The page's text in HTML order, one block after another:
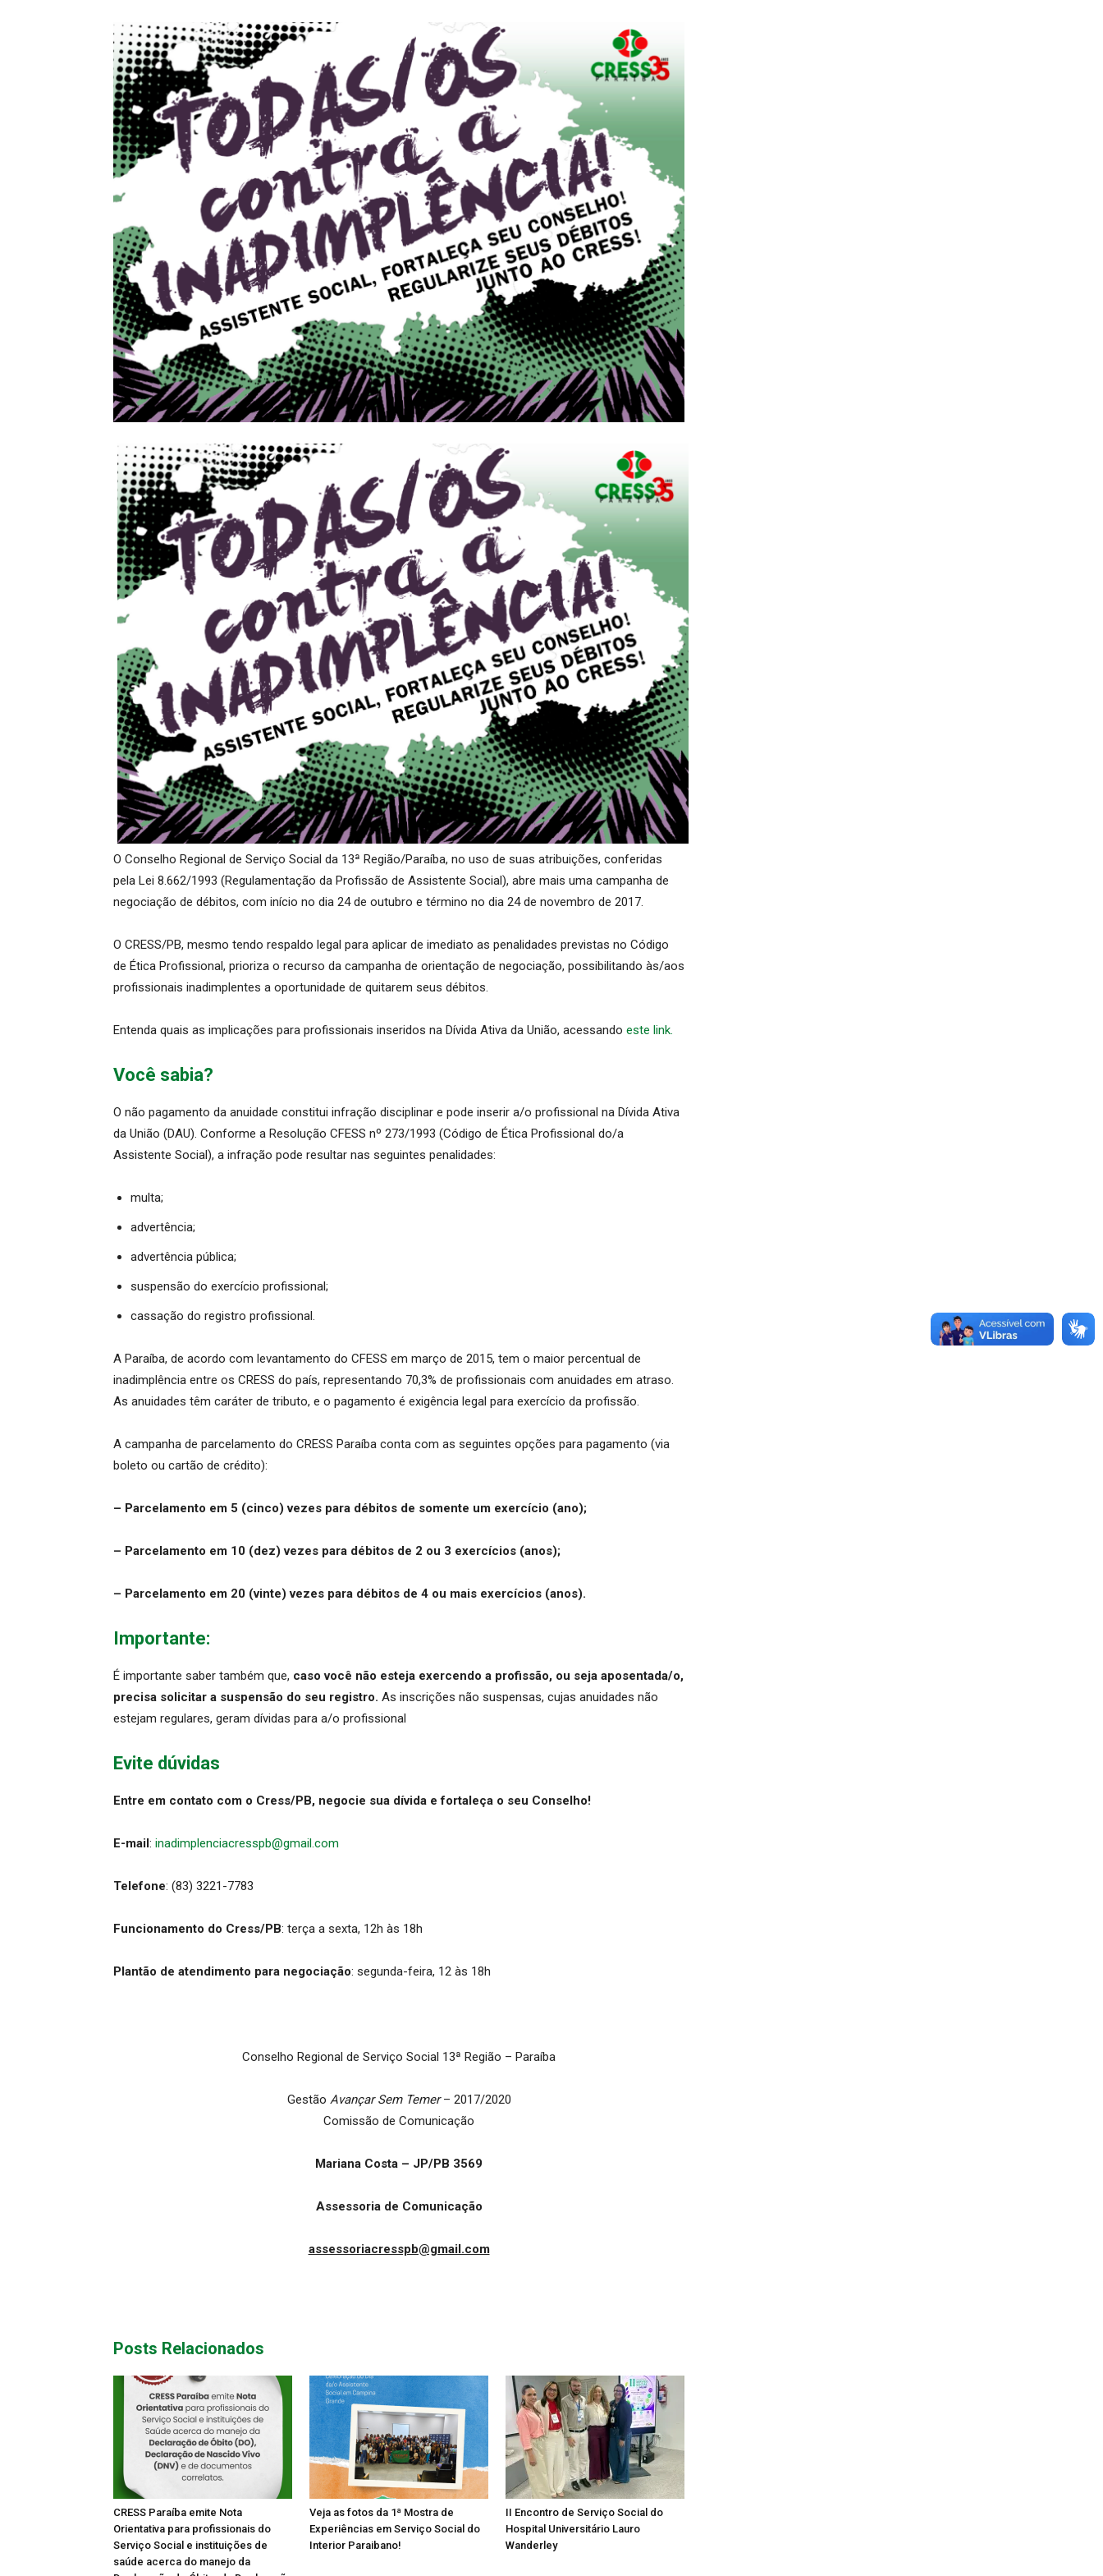
O Conselho Regional de Serviço Social da 13ª Região/Paraíba, no uso de suas atribuições, conferidas
pela Lei 8.662/1993 (Regulamentação da Profissão de Assistente Social), abre mais uma campanha de
negociação de débitos, com início no dia 24 de outubro e término no dia 24 de novembro de 2017.
O CRESS/PB, mesmo tendo respaldo legal para aplicar de imediato as penalidades previstas no Código
de Ética Profissional, prioriza o recurso da campanha de orientação de negociação, possibilitando às/aos
profissionais inadimplentes a oportunidade de quitarem seus débitos.
Entenda quais as implicações para profissionais inseridos na Dívida Ativa da União, acessando este link.
Você sabia?
O não pagamento da anuidade constitui infração disciplinar e pode inserir a/o profissional na Dívida Ativa
da União (DAU). Conforme a Resolução CFESS nº 273/1993 (Código de Ética Profissional do/a
Assistente Social), a infração pode resultar nas seguintes penalidades:
multa;
advertência;
advertência pública;
suspensão do exercício profissional;
cassação do registro profissional.
A Paraíba, de acordo com levantamento do CFESS em março de 2015, tem o maior percentual de
inadimplência entre os CRESS do país, representando 70,3% de profissionais com anuidades em atraso.
As anuidades têm caráter de tributo, e o pagamento é exigência legal para exercício da profissão.
A campanha de parcelamento do CRESS Paraíba conta com as seguintes opções para pagamento (via
boleto ou cartão de crédito):
– Parcelamento em 5 (cinco) vezes para débitos de somente um exercício (ano);
– Parcelamento em 10 (dez) vezes para débitos de 2 ou 3 exercícios (anos);
– Parcelamento em 20 (vinte) vezes para débitos de 4 ou mais exercícios (anos).
Importante:
É importante saber também que, caso você não esteja exercendo a profissão, ou seja aposentada/o,
precisa solicitar a suspensão do seu registro. As inscrições não suspensas, cujas anuidades não
estejam regulares, geram dívidas para a/o profissional
Evite dúvidas
Entre em contato com o Cress/PB, negocie sua dívida e fortaleça o seu Conselho!
E-mail : inadimplenciacresspb@gmail.com
Telefone: (83) 3221-7783
Funcionamento do Cress/PB: terça a sexta, 12h às 18h
Plantão de atendimento para negociação: segunda-feira, 12 às 18h
Conselho Regional de Serviço Social 13ª Região – Paraíba
Gestão Avançar Sem Temer– 2017/2020
Comissão de Comunicação
Mariana Costa – JP/PB 3569
Assessoria de Comunicação
assessoriacresspb@gmail.com
Posts Relacionados
CRESS Paraíba emite Nota
Orientativa para profissionais do
Serviço Social e instituições de
saúde acerca do manejo da
Veja as fotos da 1ª Mostra de
Experiências em Serviço Social do
Interior Paraibano!
II Encontro de Serviço Social do
Hospital Universitário Lauro
Wanderley